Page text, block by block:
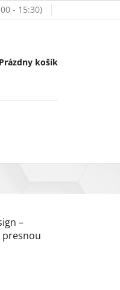
Prázdny košík
–
presnou